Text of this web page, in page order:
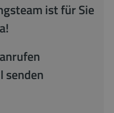
ist für Sie
senden